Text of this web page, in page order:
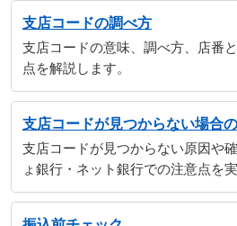
支店コードの調べ方
支店コードの意味、調べ方、店番
点を解説します。
支店コードが見つからない場合
支店コードが見つからない原因や
ょ銀行・ネット銀行での注意点を